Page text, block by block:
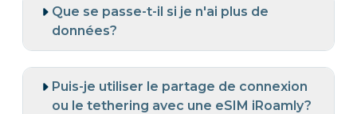
Que se passe-t-il si je n'ai plus de
données?
Puis-je utiliser le partage de connexion
ou le tethering avec une eSIM iRoamly?